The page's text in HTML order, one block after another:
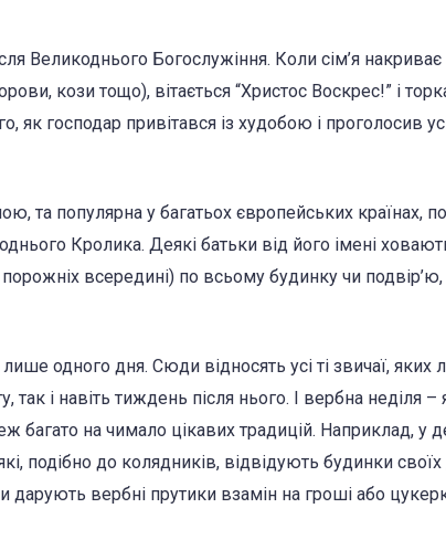
Великоднього Богослужіння. Коли сім’я накриває
кози тощо), вітається “Христос Воскрес!” і
як господар привітався із худобою і проголосив
та популярна у багатьох європейських країнах,
Кролика. Деякі батьки від його імені
всередині) по всьому будинку чи подвір’ю,
одного дня. Сюди відносять усі ті звичаї, яких
і навіть тиждень після нього. І вербна неділя –
багато на чимало цікавих традицій. Наприклад, у
подібно до колядників, відвідують будинки своїх
дарують вербні прутики взамін на гроші або